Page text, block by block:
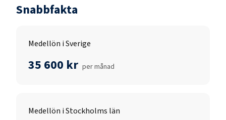
Snabbfakta
Medellön i Sverige
35 600 kr per månad
Medellön i Stockholms län